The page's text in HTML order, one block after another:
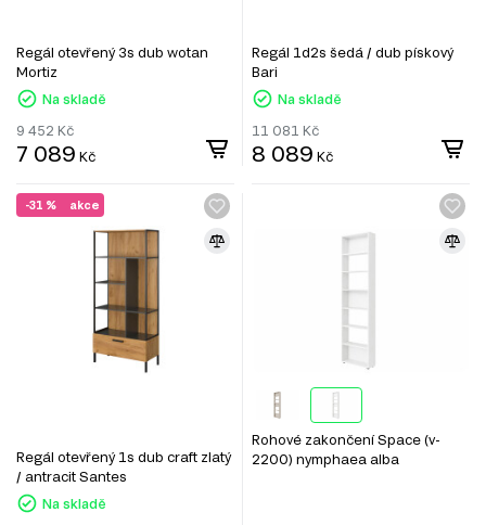
Regál otevřený 3s dub wotan
Mortiz
Na skladě
9 452 Kč
7 089 Kč
Regál 1d2s šedá / dub pískový
Bari
Na skladě
11 081 Kč
8 089 Kč
akce
-31 %
Regál otevřený 1s dub craft zlatý
/ antracit Santes
Na skladě
Rohové zakončení Space (v-
2200) nymphaea alba